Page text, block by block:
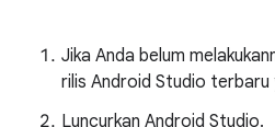
Jika Anda belum
rilis Android Studio terbaru
Luncurkan Android Studio.